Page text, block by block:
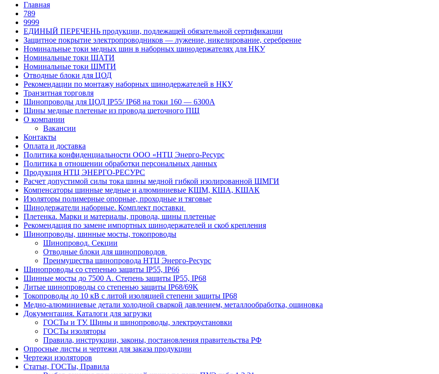
Главная
789
9999
ЕДИНЫЙ ПЕРЕЧЕНЬ продукции, подлежащей обязательной сертификации
Защитное покрытие электропроводников — лужение, никелирование, серебрение
Номинальные токи медных шин в наборных шинодержателях для НКУ
Номинальные токи ШАТИ
Номинальные токи ШМТИ
Отводные блоки для ЦОД
Рекомендации по монтажу наборных шинодержателей в НКУ
Транзитная торговля
Шинопроводы для ЦОД IP55/ IP68 на токи 160 — 6300А
Шины медные плетеные из провода щеточного ПЩ
О компании
Вакансии
Контакты
Оплата и доставка
Политика конфиденциальности ООО «НТЦ Энерго-Ресурс
Политика в отношении обработки персональных данных
Продукция НТЦ ЭНЕРГО-РЕСУРС
Расчет допустимой силы тока шины медной гибкой изолированной ШМГИ
Компенсаторы шинные медные и алюминиевые КШМ, КША, КШАК
Изоляторы полимерные опорные, проходные и тяговые
Шинодержатели наборные. Комплект поставки
Плетенка. Марки и материалы, провода, шины плетеные
Рекомендация по замене импортных шинодержателей и скоб крепления
Шинопроводы, шинные мосты, токопроводы
Шинопровод. Секции
Отводные блоки для шинопроводов
Преимущества шинопровода НТЦ Энерго-Ресурс
Шинопроводы со степенью защиты IP55, IP66
Шинные мосты до 7500 А. Степень защиты IP55, IP68
Литые шинопроводы со степенью защиты IP68/69K
Токопроводы до 10 кВ с литой изоляцией степени защиты IP68
Медно-алюминиевые детали холодной сваркой давлением, металлообработка, ошиновка
Документация. Каталоги для загрузки
ГОСТы и ТУ. Шины и шинопроводы, электроустановки
ГОСТы изоляторы
Правила, инструкции, законы, постановления правительства РФ
Опросные листы и чертежи для заказа продукции
Чертежи изоляторов
Статьи, ГОСТы, Правила